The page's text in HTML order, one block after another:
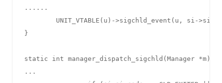
......
UNIT_VTABLE(u)->sigchld_event(u, si-
}
static int manager_dispatch_sigchld(Manager *m) {
...